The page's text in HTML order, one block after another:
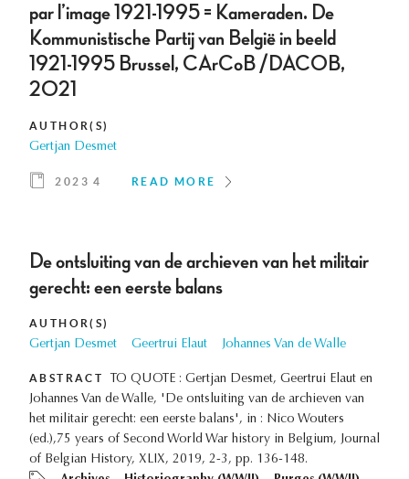
par l’image 1921-1995 = Kameraden. De
Kommunistische Partij van België in beeld
1921-1995 Brussel, CArCoB /DACOB,
2021
AUTHOR(S)
Gertjan Desmet
2023 4 READ MORE
De ontsluiting van de archieven van het militair
gerecht: een eerste balans
AUTHOR(S)
Gertjan Desmet Geertrui Elaut Johannes Van de Walle
ABSTRACT
TO QUOTE : Gertjan Desmet, Geertrui Elaut en
Johannes Van de Walle, 'De ontsluiting van de archieven van
het militair gerecht: een eerste balans', in : Nico Wouters
(ed.),75 years of Second World War history in Belgium, Journal
of Belgian History, XLIX, 2019, 2-3, pp. 136-148.